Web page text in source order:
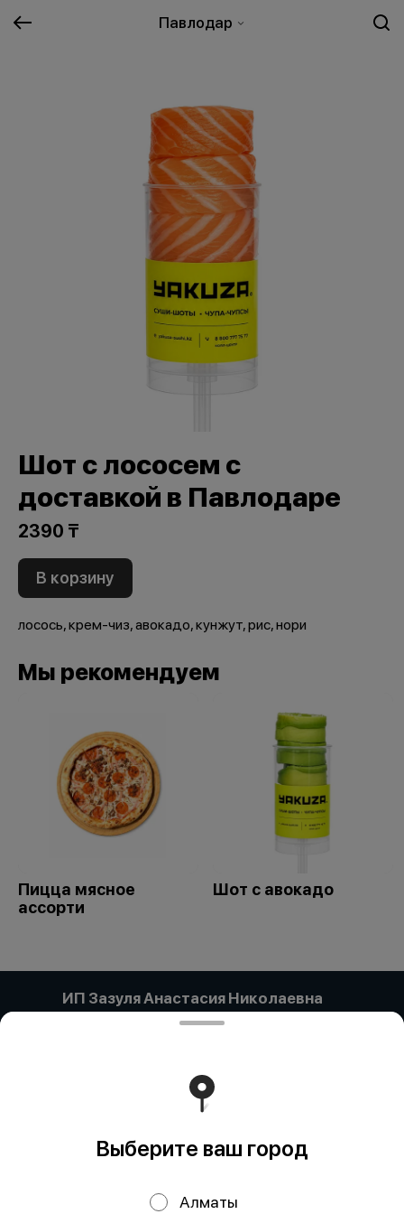
Павлодар
Шот с лососем с
доставкой в Павлодаре
2390 ₸
В корзину
лосось, крем-чиз, авокадо, кунжут, рис, нори
Мы рекомендуем
Пицца мясное
ассорти
Шот с авокадо
ИП Зазуля Анастасия Николаевна
Компания:: ИП ЗАЗУЛЯ АНАСТАСИЯ НИКОЛАЕВНА
Работает на эффективном ядре
Политика конфиденциальности
Выберите ваш город
Алматы